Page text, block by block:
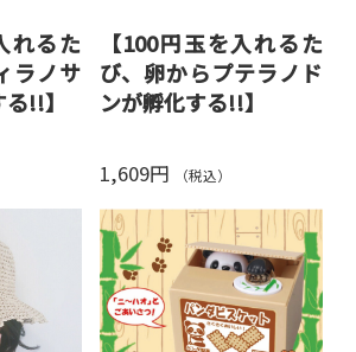
れるた
ラノサ
!!】
チャン
殻を割っ
けで1年
。
【100円玉を入れるた
び、卵からプテラノド
ンが孵化する!!】
を孵化させる絶好のチャン
100円玉を1枚入れるごとに、
少しずつ恐竜が卵の殻を割っ
て出てきます。
卵の殻は素材研究だけで1年
を費やした特殊素材。
1,609円 （税込）